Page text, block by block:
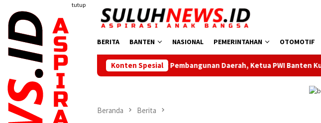
konten
tutup
BERITA BANTEN NASIONAL PEMERINTAHAN OTOMOTIF
Konten Spesial
Dorong Pembangunan Daerah, Ketua PWI Banten Kunjungi Kantor Sekber PWI
Beranda Berita